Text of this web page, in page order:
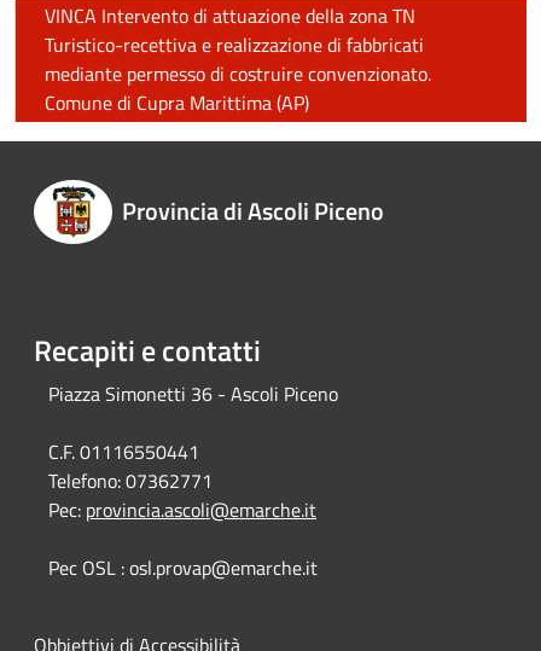
VINCA Intervento di attuazione della zona TN
Turistico-recettiva e realizzazione di fabbricati
mediante permesso di costruire convenzionato.
Comune di Cupra Marittima (AP)
Provincia di Ascoli Piceno
Recapiti e contatti
Piazza Simonetti 36 - Ascoli Piceno
C.F. 01116550441
Telefono:07362771
Pec: provincia.ascoli@emarche.it
Pec OSL : osl.provap@emarche.it